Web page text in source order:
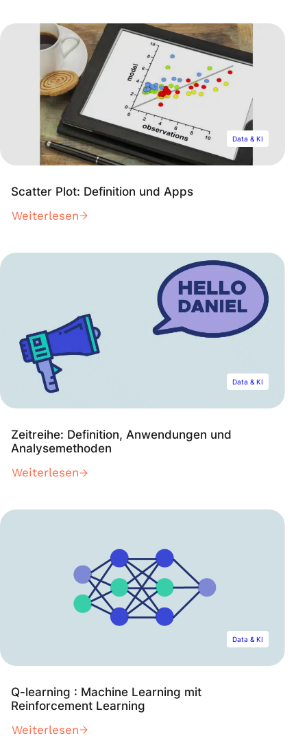
Data & KI
Scatter Plot: Definition und Apps
Weiterlesen
Data & KI
Zeitreihe: Definition, Anwendungen und
Analysemethoden
Weiterlesen
Data & KI
Q-learning : Machine Learning mit
Reinforcement Learning
Weiterlesen